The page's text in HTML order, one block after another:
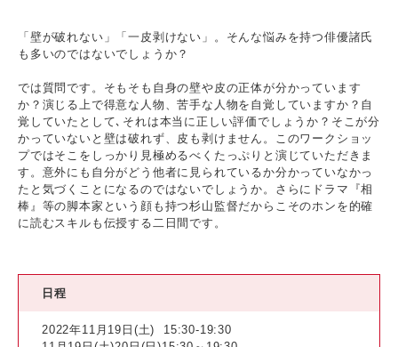
「壁が破れない」「一皮剥けない」。そんな悩みを持つ俳優諸氏
も多いのではないでしょうか？
では質問です。そもそも自身の壁や皮の正体が分かっています
か？演じる上で得意な人物、苦手な人物を自覚していますか？自
覚していたとして､それは本当に正しい評価でしょうか？そこが分
かっていないと壁は破れず、皮も剥けません。このワークショッ
プではそこをしっかり見極めるべくたっぷりと演じていただきま
す。意外にも自分がどう他者に見られているか分かっていなかっ
たと気づくことになるのではないでしょうか。さらにドラマ『相
棒』等の脚本家という顔も持つ杉山監督だからこそのホンを的確
に読むスキルも伝授する二日間です。
日程
2022年11月19日(土)
15:30-19:30